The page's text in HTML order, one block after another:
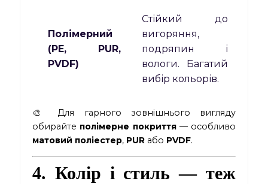
Полімерний
(PE, PUR,
PVDF)
Стійкий до
вигоряння,
подряпин і
вологи. Багатий
вибір кольорів.
🎨 Для гарного зовнішнього вигляду
обирайте полімерне покриття— особливо
матовий поліестер, PUR або PVDF.
4. Колір і стиль — теж